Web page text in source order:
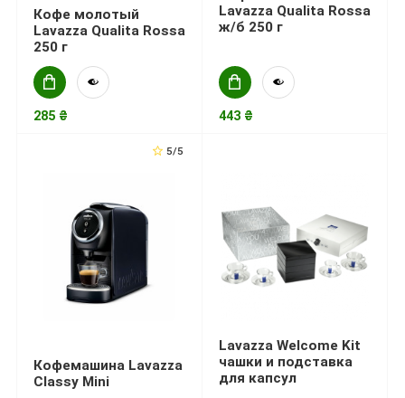
Кофе молотый
Lavazza Qualita Rossa
250 г
285 ₴
Lavazza Qualita Rossa
ж/б 250 г
443 ₴
5/5
Кофемашина Lavazza
Classy Mini
Lavazza Welcome Kit
чашки и подставка
для капсул